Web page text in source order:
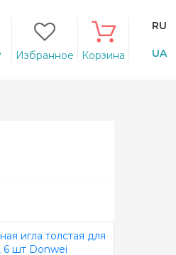
Избранное Корзина
RU
UA